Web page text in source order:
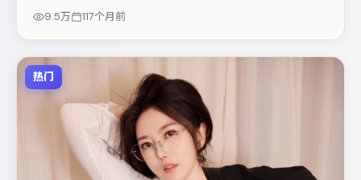
调剂（视场次而定）。整体完成度较高，适合周末一口气追
9.5万 117个月前
热门